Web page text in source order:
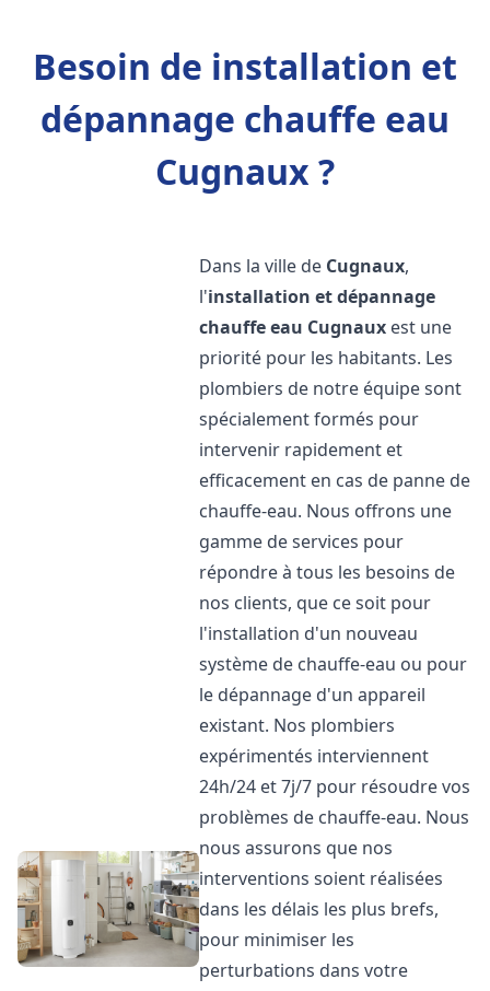
Besoin de installation et
dépannage chauffe eau
Cugnaux ?
Dans la ville de Cugnaux,
l'installation et dépannage
chauffe eau Cugnaux est une
priorité pour les habitants. Les
plombiers de notre équipe sont
spécialement formés pour
intervenir rapidement et
efficacement en cas de panne de
chauffe-eau. Nous offrons une
gamme de services pour
répondre à tous les besoins de
nos clients, que ce soit pour
l'installation d'un nouveau
système de chauffe-eau ou pour
le dépannage d'un appareil
existant. Nos plombiers
expérimentés interviennent
24h/24 et 7j/7 pour résoudre vos
problèmes de chauffe-eau. Nous
nous assurons que nos
interventions soient réalisées
dans les délais les plus brefs,
pour minimiser les
perturbations dans votre